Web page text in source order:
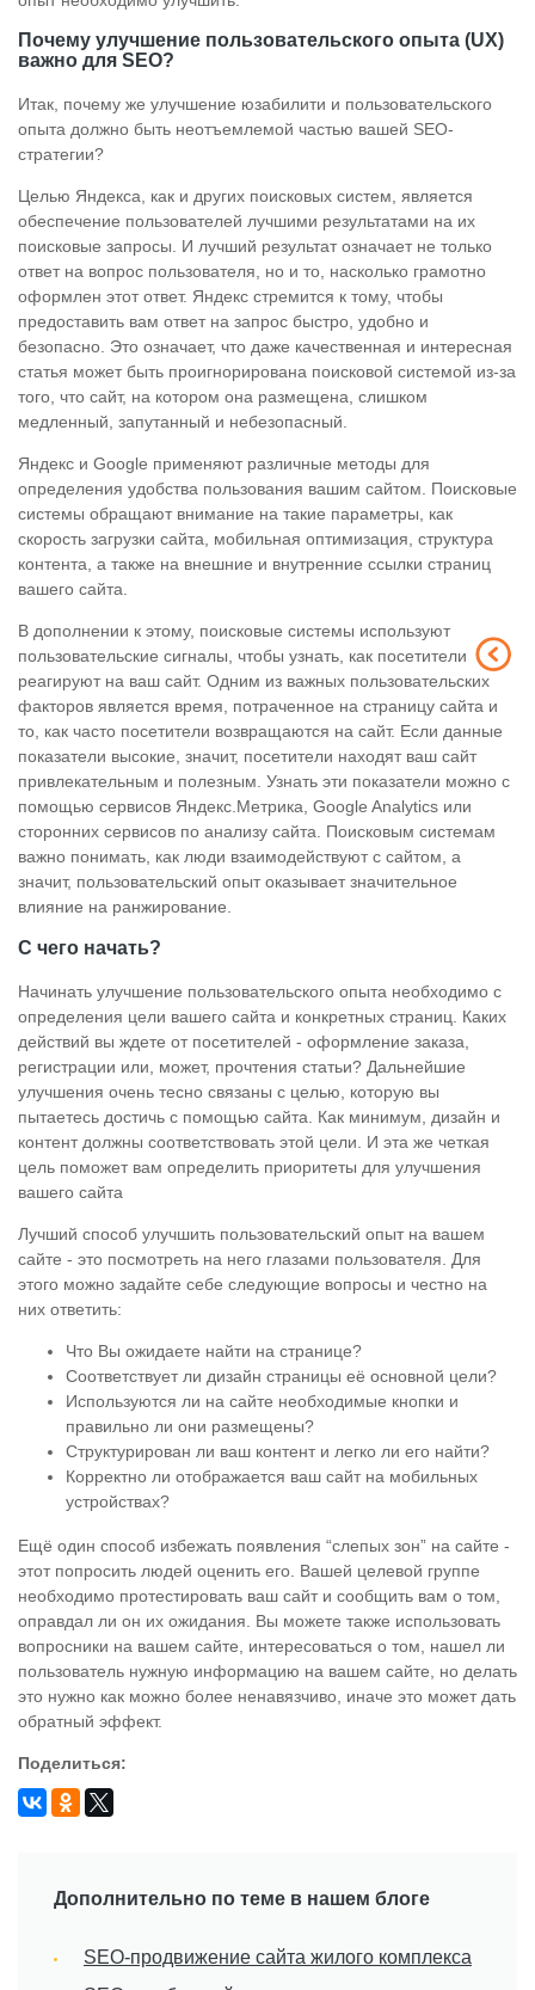
Почему улучшение пользовательского опыта (UX)
важно для SEO?
Итак, почему же улучшение юзабилити и пользовательского
опыта должно быть неотъемлемой частью вашей SEO-
стратегии?
Целью Яндекса, как и других поисковых систем, является
обеспечение пользователей лучшими результатами на их
поисковые запросы. И лучший результат означает не только
ответ на вопрос пользователя, но и то, насколько грамотно
оформлен этот ответ. Яндекс стремится к тому, чтобы
предоставить вам ответ на запрос быстро, удобно и
безопасно. Это означает, что даже качественная и интересная
статья может быть проигнорирована поисковой системой из-за
того, что сайт, на котором она размещена, слишком
медленный, запутанный и небезопасный.
Яндекс и Google применяют различные методы для
определения удобства пользования вашим сайтом. Поисковые
системы обращают внимание на такие параметры, как
скорость загрузки сайта, мобильная оптимизация, структура
контента, а также на внешние и внутренние ссылки страниц
вашего сайта.
В дополнении к этому, поисковые системы используют
пользовательские сигналы, чтобы узнать, как посетители
реагируют на ваш сайт. Одним из важных пользовательских
факторов является время, потраченное на страницу сайта и
то, как часто посетители возвращаются на сайт. Если данные
показатели высокие, значит, посетители находят ваш сайт
привлекательным и полезным. Узнать эти показатели можно с
помощью сервисов Яндекс.Метрика, Google Analytics или
сторонних сервисов по анализу сайта. Поисковым системам
важно понимать, как люди взаимодействуют с сайтом, а
значит, пользовательский опыт оказывает значительное
влияние на ранжирование.
С чего начать?
Начинать улучшение пользовательского опыта необходимо с
определения цели вашего сайта и конкретных страниц. Каких
действий вы ждете от посетителей - оформление заказа,
регистрации или, может, прочтения статьи? Дальнейшие
улучшения очень тесно связаны с целью, которую вы
пытаетесь достичь с помощью сайта. Как минимум, дизайн и
контент должны соответствовать этой цели. И эта же четкая
цель поможет вам определить приоритеты для улучшения
вашего сайта
Лучший способ улучшить пользовательский опыт на вашем
сайте - это посмотреть на него глазами пользователя. Для
этого можно задайте себе следующие вопросы и честно на
них ответить:
Что Вы ожидаете найти на странице?
Соответствует ли дизайн страницы её основной цели?
Используются ли на сайте необходимые кнопки и
правильно ли они размещены?
Структурирован ли ваш контент и легко ли его найти?
Корректно ли отображается ваш сайт на мобильных
устройствах?
Ещё один способ избежать появления “слепых зон” на сайте -
этот попросить людей оценить его. Вашей целевой группе
необходимо протестировать ваш сайт и сообщить вам о том,
оправдал ли он их ожидания. Вы можете также использовать
вопросники на вашем сайте, интересоваться о том, нашел ли
пользователь нужную информацию на вашем сайте, но делать
это нужно как можно более ненавязчиво, иначе это может дать
обратный эффект.
Поделиться:
Дополнительно по теме в нашем блоге
SEO-продвижение сайта жилого комплекса